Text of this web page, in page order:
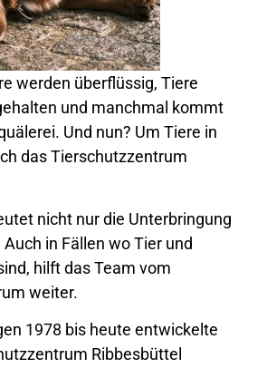
werden überflüssig, Tiere
und manchmal kommt
Und nun? Um Tiere in
das Tierschutzzentrum
nicht nur die Unterbringung
in Fällen wo Tier und
hilft das Team vom
weiter.
1978 bis heute entwickelte
Ribbesbüttel